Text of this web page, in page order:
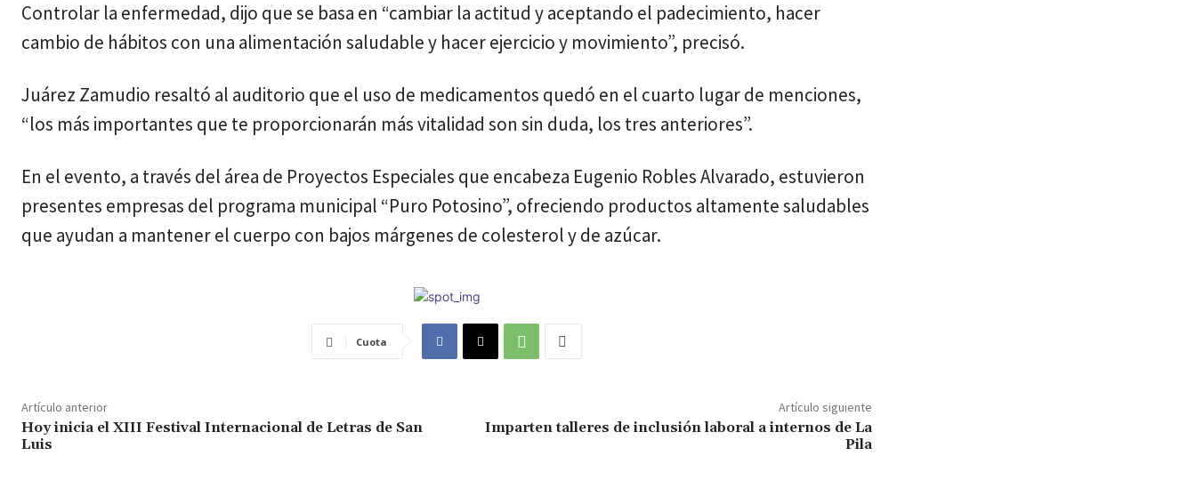
Controlar la enfermedad, dijo que se basa en “cambiar la actitud y aceptando el padecimiento, hacer
cambio de hábitos con una alimentación saludable y hacer ejercicio y movimiento”, precisó.
Juárez Zamudio resaltó al auditorio que el uso de medicamentos quedó en el cuarto lugar de menciones,
“los más importantes que te proporcionarán más vitalidad son sin duda, los tres anteriores”.
En el evento, a través del área de Proyectos Especiales que encabeza Eugenio Robles Alvarado, estuvieron
presentes empresas del programa municipal “Puro Potosino”, ofreciendo productos altamente saludables
que ayudan a mantener el cuerpo con bajos márgenes de colesterol y de azúcar.
Cuota
Artículo anterior
Hoy inicia el XIII Festival Internacional de Letras de San
Luis
Artículo siguiente
Imparten talleres de inclusión laboral a internos de La
Pila